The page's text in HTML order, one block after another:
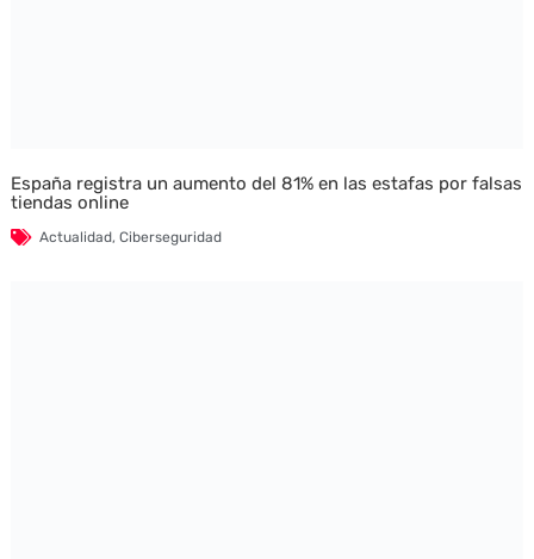
España registra un aumento del 81% en las estafas por falsas
tiendas online
Actualidad, Ciberseguridad